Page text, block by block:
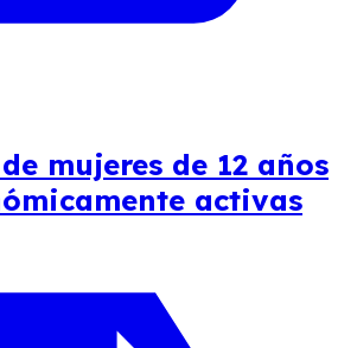
mujeres de 12 años
activas